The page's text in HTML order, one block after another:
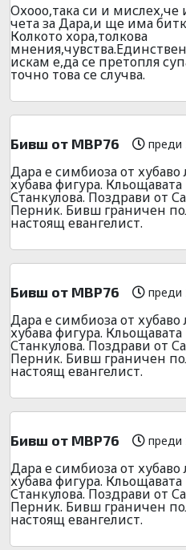
Охооо,така си и мислех,че
чета за Дара,и ще има
Колкото хора,толкова
искам е,да се претопля
точно това се случва.
Бивш от МВР76 преди
Дара е симбиоза от хубаво
хубава фигура.
Станкулова. Поздрави от
Перник. Бивш граничен
настоящ евангелист.
Бивш от МВР76 преди
Дара е симбиоза от хубаво
хубава фигура.
Станкулова. Поздрави от
Перник. Бивш граничен
настоящ евангелист.
Бивш от МВР76 преди
Дара е симбиоза от хубаво
хубава фигура.
Станкулова. Поздрави от
Перник. Бивш граничен
настоящ евангелист.